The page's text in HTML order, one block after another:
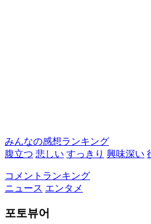
みんなの感想ランキング
腹立つ 悲しい すっきり 興味深い
コメントランキング
ニュース エンタメ
포토뷰어